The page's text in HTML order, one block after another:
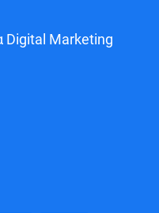
Digital Marketing